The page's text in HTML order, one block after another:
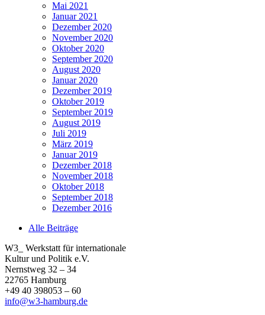
Mai 2021
Januar 2021
Dezember 2020
November 2020
Oktober 2020
September 2020
August 2020
Januar 2020
Dezember 2019
Oktober 2019
September 2019
August 2019
Juli 2019
März 2019
Januar 2019
Dezember 2018
November 2018
Oktober 2018
September 2018
Dezember 2016
Alle Beiträge
W3_ Werkstatt für internationale
Kultur und Politik e.V.
Nernstweg 32 – 34
22765 Hamburg
+49 40 398053 – 60
info@w3-hamburg.de